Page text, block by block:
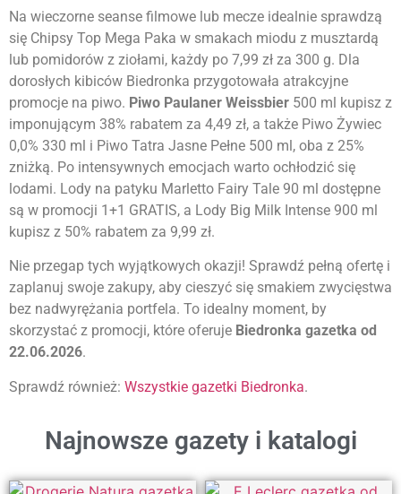
Na wieczorne seanse filmowe lub mecze idealnie sprawdzą
się Chipsy Top Mega Paka w smakach miodu z musztardą
lub pomidorów z ziołami, każdy po 7,99 zł za 300 g. Dla
dorosłych kibiców Biedronka przygotowała atrakcyjne
promocje na piwo. Piwo Paulaner Weissbier 500 ml kupisz z
imponującym 38% rabatem za 4,49 zł, a także Piwo Żywiec
0,0% 330 ml i Piwo Tatra Jasne Pełne 500 ml, oba z 25%
zniżką. Po intensywnych emocjach warto ochłodzić się
lodami. Lody na patyku Marletto Fairy Tale 90 ml dostępne
są w promocji 1+1 GRATIS, a Lody Big Milk Intense 900 ml
kupisz z 50% rabatem za 9,99 zł.
Nie przegap tych wyjątkowych okazji! Sprawdź pełną ofertę i
zaplanuj swoje zakupy, aby cieszyć się smakiem zwycięstwa
bez nadwyrężania portfela. To idealny moment, by
skorzystać z promocji, które oferuje Biedronka gazetka od
22.06.2026.
Sprawdź również: Wszystkie gazetki Biedronka.
Najnowsze gazety i katalogi